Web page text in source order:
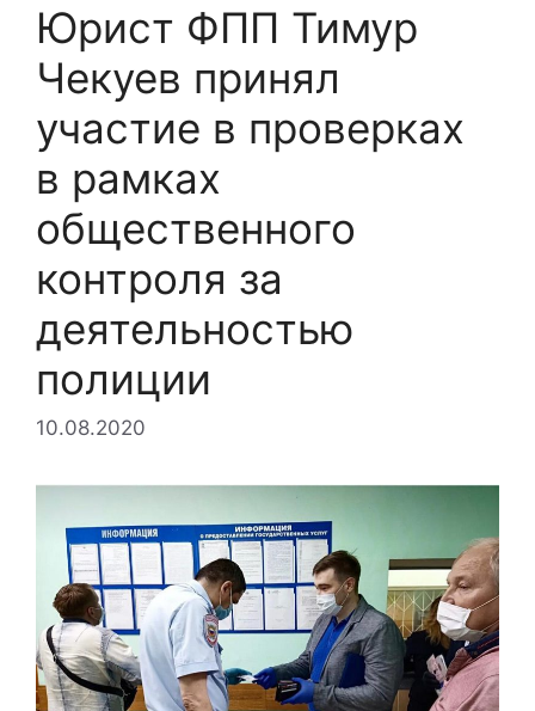
Юрист ФПП Тимур
Чекуев принял
участие в проверках
в рамках
общественного
контроля за
деятельностью
полиции
10.08.2020